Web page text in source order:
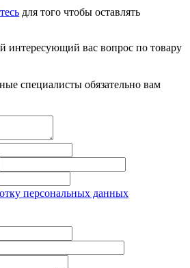
для того чтобы оставлять
интересующий вас вопрос по товару
специалисты обязательно вам
персональных данных